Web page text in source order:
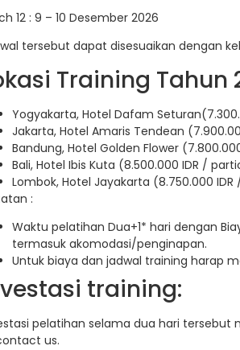
12 : 9 – 10 Desember 2026
tersebut dapat disesuaikan dengan
Training Tahun
Yogyakarta, Hotel Dafam
Jakarta, Hotel Amaris Tendean
Bandung, Hotel Golden Flower
Bali, Hotel Ibis Kuta (8.500.000 IDR /
Lombok, Hotel Jayakarta (8.750.000
:
Waktu pelatihan Dua+1* hari dengan
termasuk akomodasi/penginapan.
Untuk biaya dan jadwal training harap
training:
pelatihan selama dua hari tersebut
us.